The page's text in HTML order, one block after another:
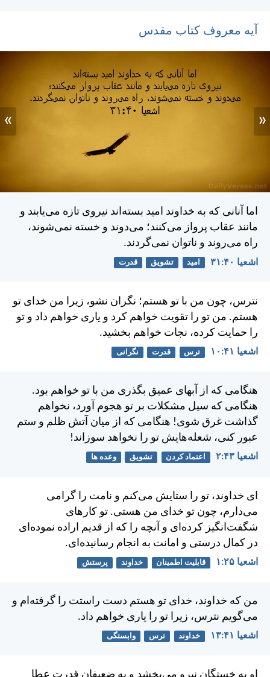
آیه معروف کتاب مقدس
«
»
اما آنانی كه به خداوند اميد بسته‌اند نيروی تازه می‌يابند و
مانند عقاب پرواز می‌كنند؛ می‌دوند و خسته نمی‌شوند،
راه می‌روند و ناتوان نمی‌گردند.
اشعيا ۴۰:‏۳۱ امید تشویق قدرت
نترس، چون من با تو هستم؛ نگران نشو، زيرا من خدای تو
هستم. من تو را تقويت خواهم كرد و ياری خواهم داد و تو
را حمايت كرده، نجات خواهم بخشيد.
اشعيا ۴۱:‏۱۰ ترس قدرت نگرانی
هنگامی كه از آبهای عميق بگذری من با تو خواهم بود.
هنگامی كه سيل مشكلات بر تو هجوم آورد، نخواهم
گذاشت غرق شوی! هنگامی كه از ميان آتش ظلم و ستم
عبور كنی، شعله‌هايش تو را نخواهد سوزاند!
اشعيا ۴۳:‏۲ اعتماد کردن تشویق وعده ها
ای خداوند، تو را ستايش می‌كنم و نامت را گرامی
می‌دارم، چون تو خدای من هستی. تو كارهای
شگفت‌انگيز كرده‌ای و آنچه را كه از قديم اراده نموده‌ای
در كمال درستی و امانت به انجام رسانيده‌ای.
اشعيا ۲۵:‏۱ قابلیت اطمینان خداوند پرستش
من كه خداوند، خدای تو هستم دست راستت را گرفته‌ام و
می‌گويم نترس، زيرا تو را ياری خواهم داد.
اشعيا ۴۱:‏۱۳ خداوند ترس وابستگی